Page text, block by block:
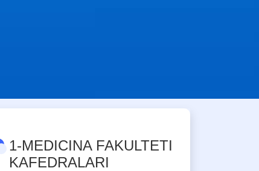
1-MEDICINA FAKULTETI
KAFEDRALARI